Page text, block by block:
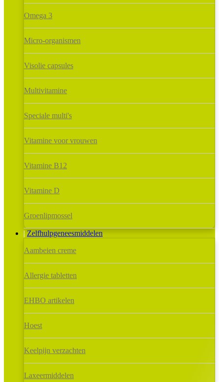
Omega 3
Micro-organismen
Visolie capsules
Multivitamine
Speciale multi's
Vitamine voor vrouwen
Vitamine B12
Vitamine D
Groenlipmossel
Zelfhulpgeneesmiddelen
Aambeien creme
Allergie tabletten
EHBO artikelen
Hoest
Keelpijn verzachten
Laxeermiddelen